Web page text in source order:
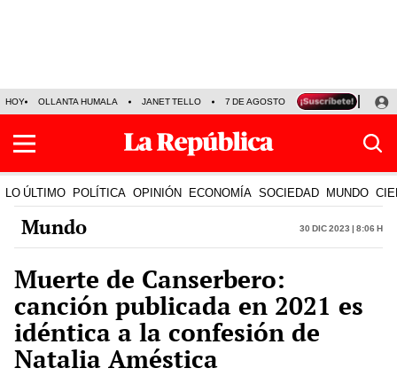
HOY OLLANTA HUMALA JANET TELLO 7 DE AGOSTO TINKA RESULTADOS
LO ÚLTIMO POLÍTICA OPINIÓN ECONOMÍA SOCIEDAD MUNDO
Mundo 30 Dic 2023 | 8:06 h
Muerte de Canserbero:
canción publicada en 2021 es
idéntica a la confesión de
Natalia Améstica